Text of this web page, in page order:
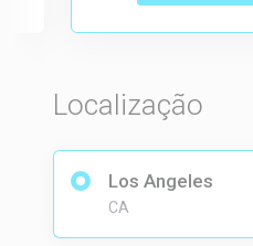
Localização
Los Angeles
CA